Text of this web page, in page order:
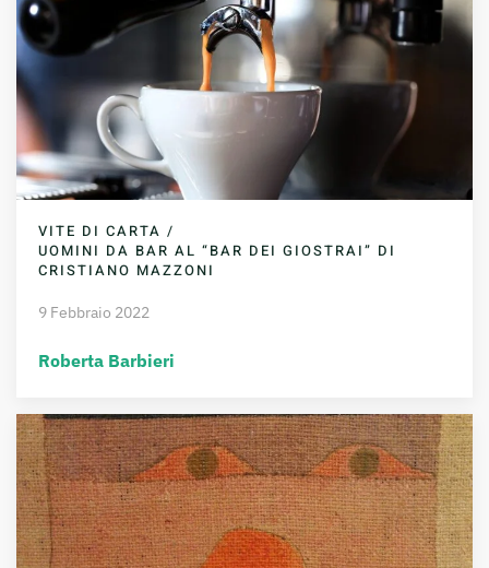
VITE DI CARTA /
UOMINI DA BAR AL “BAR DEI GIOSTRAI” DI
CRISTIANO MAZZONI
9 Febbraio 2022
Roberta Barbieri